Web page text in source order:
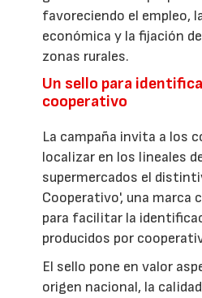
favoreciendo el empleo,
económica y la fijación
zonas rurales.
Un sello para
cooperativo
La campaña invita a los
localizar en los lineales
supermercados el
Cooperativo', una marca
para facilitar la
producidos por
El sello pone en valor
origen nacional, la